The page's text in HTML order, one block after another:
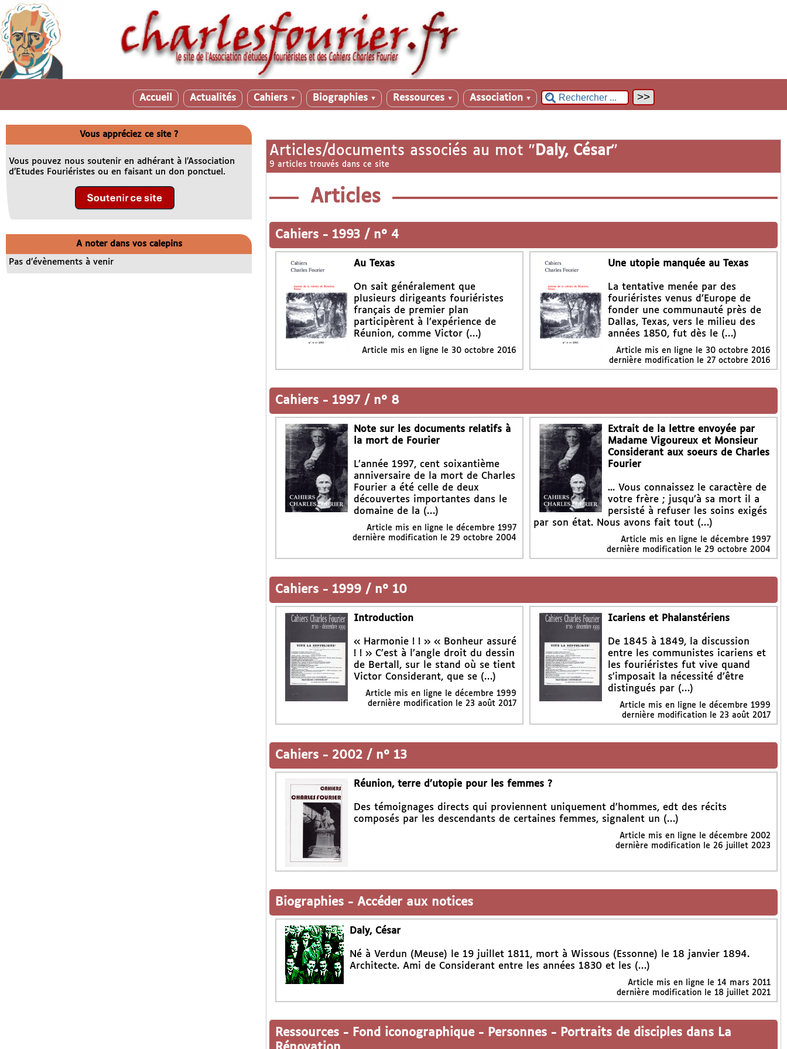
Accueil Actualités Cahiers ▼ Biographies ▼ Ressources ▼ Association ▼
Articles/documents associés au mot " Daly, César"
9 articles trouvés dans ce site
Articles
Cahiers - 1993 / n° 4
Au Texas
On sait généralement que
plusieurs dirigeants fouriéristes
français de premier plan
participèrent à l’expérience de
Réunion, comme Victor (…)
Article mis en ligne le 30 octobre 2016
Une utopie manquée au Texas
La tentative menée par des
fouriéristes venus d’Europe de
fonder une communauté près de
Dallas, Texas, vers le milieu des
années 1850, fut dès le (…)
Article mis en ligne le 30 octobre 2016
dernière modification le 27 octobre 2016
Cahiers - 1997 / n° 8
Note sur les documents relatifs à
la mort de Fourier
L’année 1997, cent soixantième
anniversaire de la mort de Charles
Fourier a été celle de deux
découvertes importantes dans le
domaine de la (…)
Article mis en ligne le décembre 1997
dernière modification le 29 octobre 2004
Extrait de la lettre envoyée par
Madame Vigoureux et Monsieur
Considerant aux soeurs de Charles
Fourier
... Vous connaissez le caractère de
votre frère ; jusqu’à sa mort il a
persisté à refuser les soins exigés
par son état. Nous avons fait tout (…)
Article mis en ligne ledécembre 1997
dernière modification le 29 octobre 2004
Cahiers - 1999 / n° 10
Introduction
« Harmonie ! ! » « Bonheur assuré
! ! » C’est à l’angle droit du dessin
de Bertall, sur le stand où se tient
Victor Considerant, que se (…)
Article mis en ligne le décembre 1999
dernière modification le 23 août 2017
Icariens et Phalanstériens
De 1845 à 1849, la discussion
entre les communistes icariens et
les fouriéristes fut vive quand
s’imposait la nécessité d’être
distingués par (…)
Article mis en ligne ledécembre 1999
dernière modification le 23 août 2017
Cahiers - 2002 / n° 13
Réunion, terre d’utopie pour les femmes ?
Des témoignages directs qui proviennent uniquement d’hommes, edt des récits
composés par les descendants de certaines femmes, signalent un (…)
Article mis en ligne le décembre 2002
dernière modification le 26 juillet 2023
Biographies - Accéder aux notices
Daly, César
Né à Verdun (Meuse) le 19 juillet 1811, mort à Wissous (Essonne) le 18 janvier 1894.
Architecte. Ami de Considerant entre les années 1830 et les (…)
Article mis en ligne le 14 mars 2011
dernière modification le 18 juillet 2021
Ressources - Fond iconographique - Personnes - Portraits de disciples dans La
Vous appréciez ce site ?
Vous pouvez nous soutenir en adhérant à l’Association
d’Etudes Fouriéristes ou en faisant un don ponctuel.
A noter dans vos calepins
Pas d’évènements à venir